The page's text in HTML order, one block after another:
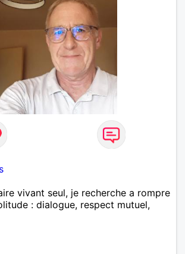
vivant seul, je recherche a rompre
: dialogue, respect mutuel,